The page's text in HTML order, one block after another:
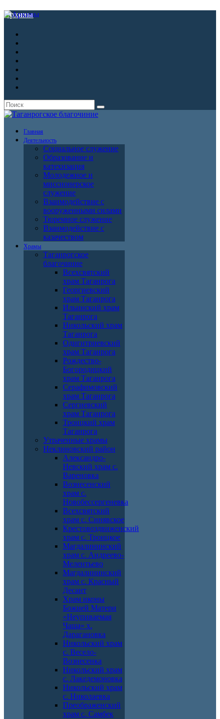
Архивы
Главная
Деятельность
Социальное служение
Образование и
катехизация
Молодежное и
миссионерское
служение
Взаимодействие с
вооруженными силами
Тюремное служение
Взаимодействие с
казачеством
Храмы
Таганрогское
благочиние
Всехсвятский
храм Таганрога
Георгиевский
храм Таганрога
Ильинский храм
Таганрога
Никольский храм
Таганрога
Одигитриевский
храм Таганрога
Рождество-
Богородицкий
храм Таганрога
Серафимовский
храм Таганрога
Сергиевский
храм Таганрога
Троицкий храм
Таганрога
Утраченные храмы
Неклиновский район
Александро-
Невский храм с.
Вареновка
Вознесенский
храм с.
Новобессергеневка
Всехсвятский
храм с. Синявское
Крестовоздвиженский
храм с. Троицкое
Магдалининский
храм с. Андреево-
Мелентьево
Магдалининский
храм с. Красный
Десант
Храм иконы
Божией Матери
«Неупиваемая
Чаша» х.
Дарагановка
Никольский храм
с. Весело-
Вознесенка
Никольский храм
с. Лакедемоновка
Никольский храм
с. Николаевка
Преображенский
храм с. Самбек